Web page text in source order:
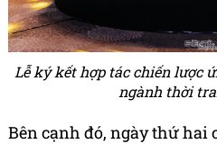
Lễ ký kết hợp tác chiến lược
ngành thời
Bên cạnh đó, ngày thứ hai